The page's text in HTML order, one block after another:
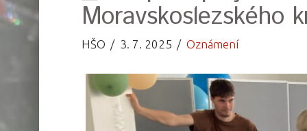
Moravskoslezského
HŠO 3. 7. 2025 Oznámení